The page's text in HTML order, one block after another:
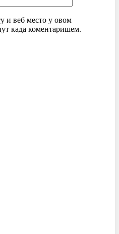
и веб место у овом
када коментаришем.